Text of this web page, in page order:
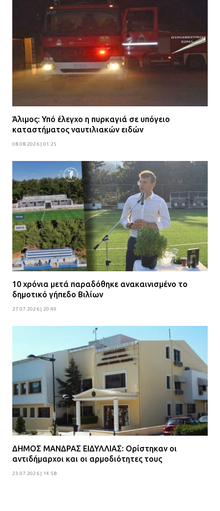
Άλιμος: Υπό έλεγχο η πυρκαγιά σε υπόγειο
καταστήματος ναυτιλιακών ειδών
08.08.2026 | 01:25
10 χρόνια μετά παραδόθηκε ανακαινισμένο το
δημοτικό γήπεδο Βιλίων
27.07.2026 | 20:49
ΔΗΜΟΣ ΜΑΝΔΡΑΣ ΕΙΔΥΛΛΙΑΣ: Ορίστηκαν οι
αντιδήμαρχοι και οι αρμοδιότητες τους
23.07.2026 | 14:58